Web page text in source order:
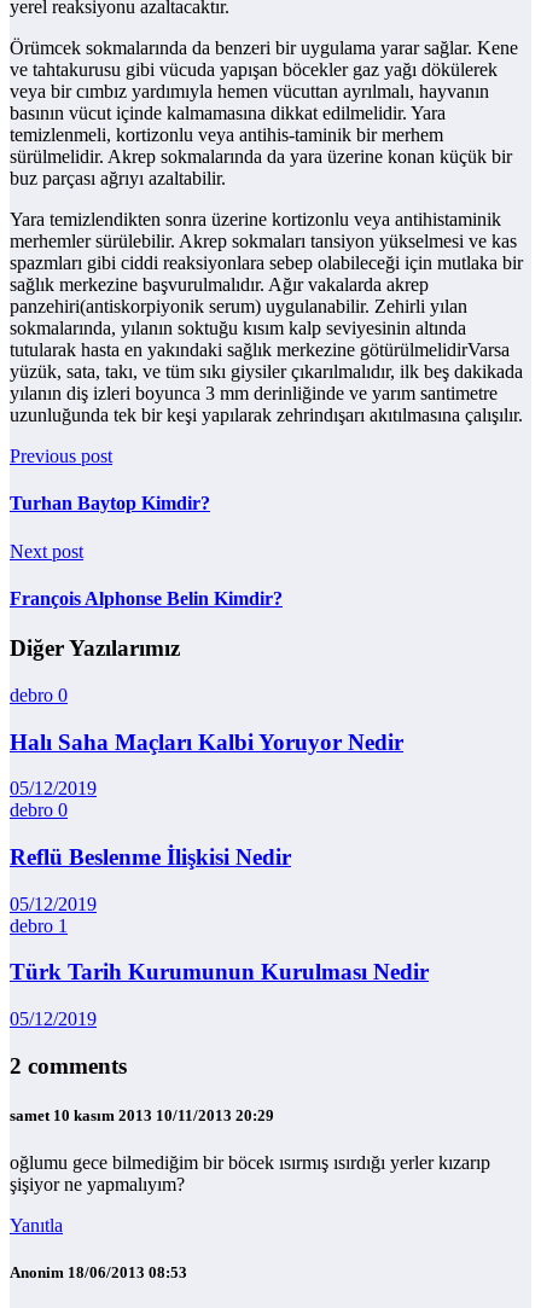
yerel reaksiyonu azaltacaktır.
Örümcek sokmalarında da benzeri bir uygulama yarar sağlar. Kene
ve tahtakurusu gibi vücuda yapışan böcekler gaz yağı dökülerek
veya bir cımbız yardımıyla hemen vücuttan ayrılmalı, hayvanın
basının vücut içinde kalmamasına dikkat edilmelidir. Yara
temizlenmeli, kortizonlu veya antihis-taminik bir merhem
sürülmelidir. Akrep sokmalarında da yara üzerine konan küçük bir
buz parçası ağrıyı azaltabilir.
Yara temizlendikten sonra üzerine kortizonlu veya antihistaminik
merhemler sürülebilir. Akrep sokmaları tansiyon yükselmesi ve kas
spazmları gibi ciddi reaksiyonlara sebep olabileceği için mutlaka bir
sağlık merkezine başvurulmalıdır. Ağır vakalarda akrep
panzehiri(antiskorpiyonik serum) uygulanabilir. Zehirli yılan
sokmalarında, yılanın soktuğu kısım kalp seviyesinin altında
tutularak hasta en yakındaki sağlık merkezine götürülmelidirVarsa
yüzük, sata, takı, ve tüm sıkı giysiler çıkarılmalıdır, ilk beş dakikada
yılanın diş izleri boyunca 3 mm derinliğinde ve yarım santimetre
uzunluğunda tek bir keşi yapılarak zehrindışarı akıtılmasına çalışılır.
Previous post
Turhan Baytop Kimdir?
Next post
François Alphonse Belin Kimdir?
Diğer Yazılarımız
debro 0
Halı Saha Maçları Kalbi Yoruyor Nedir
05/12/2019
debro 0
Reflü Beslenme İlişkisi Nedir
05/12/2019
debro 1
Türk Tarih Kurumunun Kurulması Nedir
05/12/2019
2 comments
samet 10 kasım 2013 10/11/2013 20:29
oğlumu gece bilmediğim bir böcek ısırmış ısırdığı yerler kızarıp
şişiyor ne yapmalıyım?
Yanıtla
Anonim 18/06/2013 08:53